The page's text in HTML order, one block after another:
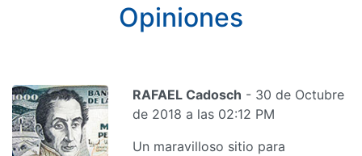
Opiniones
RAFAEL Cadosch - 30 de Octubre
de 2018 a las 02:12 PM
Un maravilloso sitio para